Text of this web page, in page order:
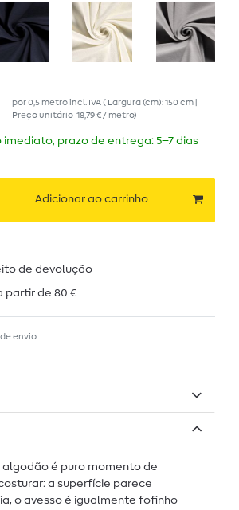
por0,5 metroincl. IVA( Largura (cm): 150 cm |
Preço unitário 18,79 € / metro)
imediato, prazo de entrega: 5–7 dias
Adicionar ao carrinho
de devolução
partir de 80 €
envio
é puro momento de
a superfície parece
o avesso é igualmente fofinho –